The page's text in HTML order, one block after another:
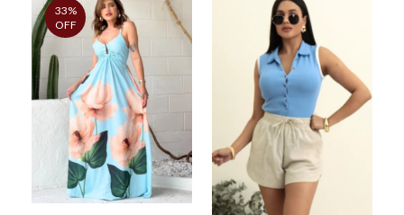
33%
OFF